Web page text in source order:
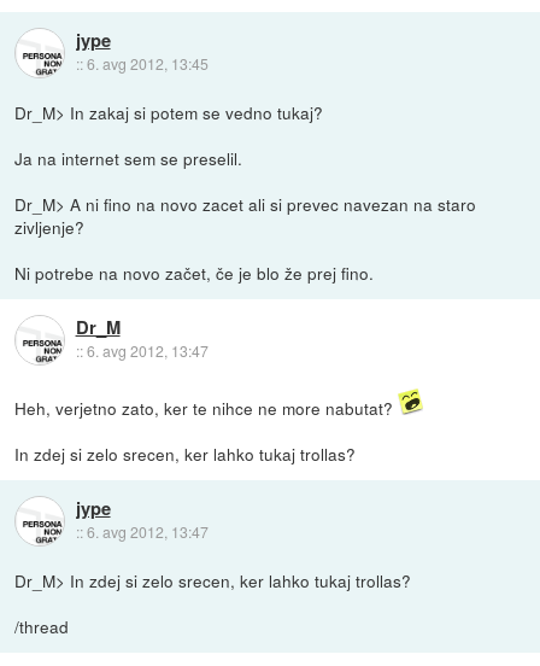
jype
::6. avg 2012, 13:45
Dr_M> In zakaj si potem se vedno tukaj?
Ja na internet sem se preselil.
Dr_M> A ni fino na novo zacet ali si prevec navezan na staro
zivljenje?
Ni potrebe na novo začet, če je blo že prej fino.
Dr_M
::6. avg 2012, 13:47
Heh, verjetno zato, ker te nihce ne more nabutat?
In zdej si zelo srecen, ker lahko tukaj trollas?
jype
::6. avg 2012, 13:47
Dr_M> In zdej si zelo srecen, ker lahko tukaj trollas?
/thread